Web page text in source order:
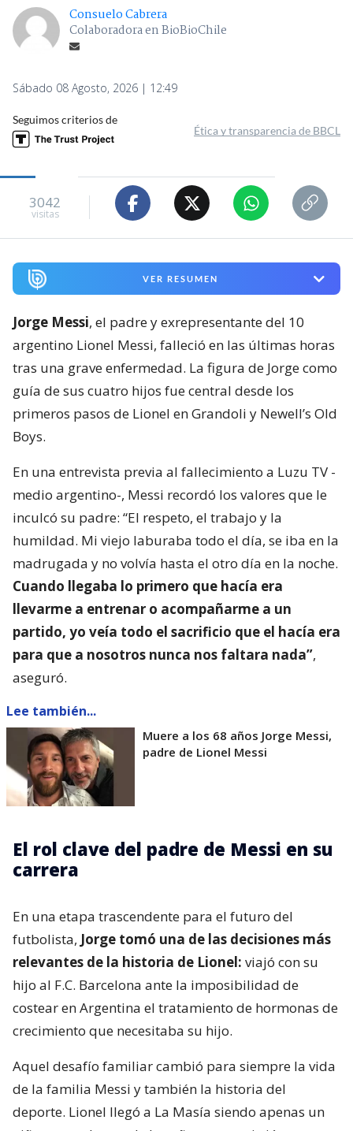
Consuelo Cabrera
Colaboradora en BioBioChile
Sábado 08 Agosto, 2026 | 12:49
Seguimos criterios de
Ética y transparencia de BBCL
3042
visitas
VER RESUMEN
Jorge Messi, el padre y exrepresentante del 10
argentino Lionel Messi, falleció en las últimas horas
tras una grave enfermedad. La figura de Jorge como
guía de sus cuatro hijos fue central desde los
primeros pasos de Lionel en Grandoli y Newell’s Old
Boys.
En una entrevista previa al fallecimiento a Luzu TV -
medio argentino-, Messi recordó los valores que le
inculcó su padre: “El respeto, el trabajo y la
humildad. Mi viejo laburaba todo el día, se iba en la
madrugada y no volvía hasta el otro día en la noche.
Cuando llegaba lo primero que hacía era
llevarme a entrenar o acompañarme a un
partido, yo veía todo el sacrificio que el hacía era
para que a nosotros nunca nos faltara nada”,
aseguró.
Lee también...
Muere a los 68 años Jorge Messi,
padre de Lionel Messi
El rol clave del padre de Messi en su
carrera
En una etapa trascendente para el futuro del
futbolista, Jorge tomó una de las decisiones más
relevantes de la historia de Lionel: viajó con su
hijo al F.C. Barcelona ante la imposibilidad de
costear en Argentina el tratamiento de hormonas de
crecimiento que necesitaba su hijo.
Aquel desafío familiar cambió para siempre la vida
de la familia Messi y también la historia del
deporte. Lionel llegó a La Masía siendo apenas un